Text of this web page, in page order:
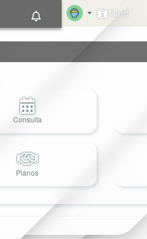
Card
Consulta
Planos